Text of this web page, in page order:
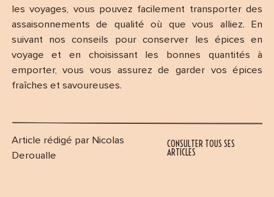
les voyages, vous pouvez facilement transporter des
assaisonnements de qualité où que vous alliez. En
suivant nos conseils pour conserver les épices en
voyage et en choisissant les bonnes quantités à
emporter, vous vous assurez de garder vos épices
fraîches et savoureuses.
Article rédigé par Nicolas
Deroualle
CONSULTER TOUS SES
ARTICLES